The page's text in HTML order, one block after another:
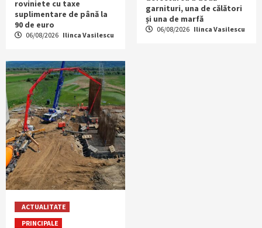
roviniete cu taxe
suplimentare de până la
90 de euro
06/08/2026 Ilinca Vasilescu
garnituri, una de călători
și una de marfă
06/08/2026 Ilinca Vasilescu
ACTUALITATE
PRINCIPALE